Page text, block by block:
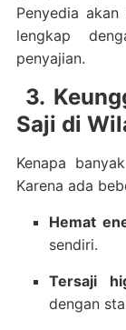
Penyedia
lengkap
penyajian.
3.
Saji di
Kenapa
Karena ada
Hemat
sendiri.
Tersaji
dengan